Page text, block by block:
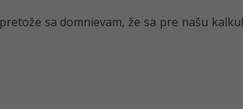
sa domnievam, že sa pre našu